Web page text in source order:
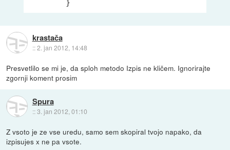
krastača
::2. jan 2012, 14:48
Presvetlilo se mi je, da sploh metodo Izpis ne kličem. Ignorirajte
zgornji koment prosim
Spura
::3. jan 2012, 01:10
Z vsoto je ze vse uredu, samo sem skopiral tvojo napako, da
izpisujes x ne pa vsote.